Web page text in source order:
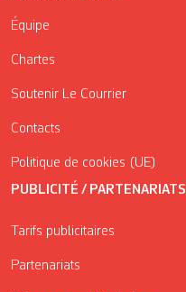
Équipe
Chartes
Soutenir Le Courrier
Contacts
Politique de cookies (UE)
PUBLICITÉ / PARTENARIATS
Tarifs publicitaires
Partenariats